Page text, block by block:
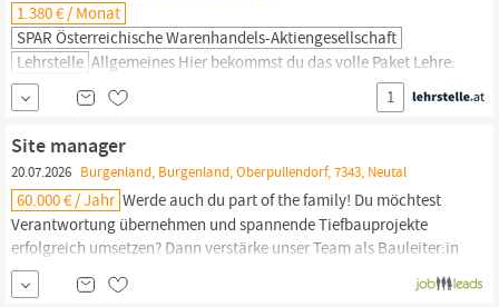
1.380 € / Monat
SPAR Österreichische Warenhandels-Aktiengesellschaft
Lehrstelle Allgemeines Hier bekommst du das volle Paket Lehre:
SPAR ist ein 100%iges Familienunternehmen – und das spürst du.
Ein menschlicher Umgang und ein tolles Team treffen auf
Österreich hast du mehr Möglichkeiten. Mit Sicherheit. 24
verschiedene Lehrberufe. Mehr Geld und Goodies. Zum Beispiel
mehr als das...
1
Site manager
20.07.2026 Burgenland, Burgenland, Oberpullendorf, 7343, Neutal
60.000 € / Jahr Werde auch du part of the family! Du möchtest
Verantwortung übernehmen und spannende Tiefbauprojekte
erfolgreich umsetzen? Dann verstärke unser Team als Bauleiter:in
im Tief- und Straßenbau. Das erwartet dich bei uns Sie möchten
Verantwortung übernehmen und Bauprojekte eigenständig zum